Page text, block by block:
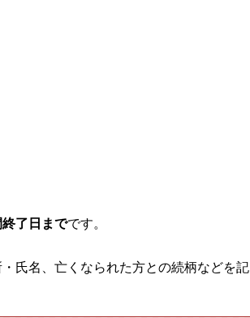
了日までです。
氏名、亡くなられた方との続柄などを記